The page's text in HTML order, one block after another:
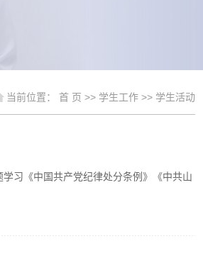
当前位置： 首 页 >> 学生工作 >> 学生活动
习《中国共产党纪律处分条例》《中共山